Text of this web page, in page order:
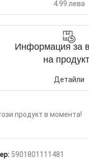
4.99 лева
Информация за
на
Детайли
продукт в момента!
5901801111481